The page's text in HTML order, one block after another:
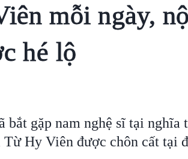
mỗi ngày,
hé lộ
bắt gặp nam nghệ sĩ tại nghĩa
Hy Viên được chôn cất tại